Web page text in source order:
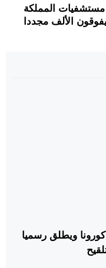
مستشفيات المملكة
الألف مجددا
ويطلق رسميا